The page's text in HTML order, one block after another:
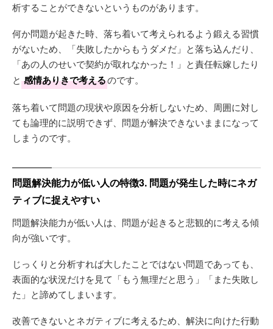
析することができないというものがあります。
何か問題が起きた時、落ち着いて考えられるよう鍛える習慣
がないため、「失敗したからもうダメだ」と落ち込んだり、
「あの人のせいで契約が取れなかった！」と責任転嫁したり
と 感情ありきで考えるのです。
落ち着いて問題の現状や原因を分析しないため、周囲に対し
ても論理的に説明できず、問題が解決できないままになって
しまうのです。
問題解決能力が低い人の特徴3. 問題が発生した時にネガ
ティブに捉えやすい
問題解決能力が低い人は、問題が起きると悲観的に考える傾
向が強いです。
じっくりと分析すれば大したことではない問題であっても、
表面的な状況だけを見て「もう無理だと思う」「また失敗し
た」と諦めてしまいます。
改善できないとネガティブに考えるため、解決に向けた行動